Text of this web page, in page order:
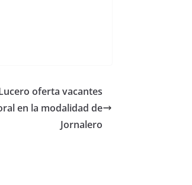
oferta vacantes
en la modalidad de
Jornalero